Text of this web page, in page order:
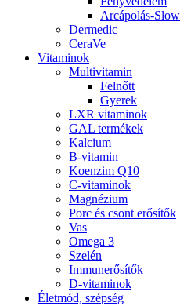
Arcápolás-
Dermedic
CeraVe
Vitaminok
Multivitamin
Felnőtt
Gyerek
LXR vitaminok
GAL termékek
Kalcium
B-vitamin
Koenzim Q10
C-vitaminok
Magnézium
Porc és csont erősítők
Vas
Omega 3
Szelén
Immunerősítők
D-vitaminok
Életmód, szépség